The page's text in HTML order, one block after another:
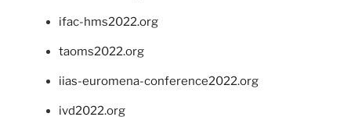
ifac-hms2022.org
taoms2022.org
iias-euromena-conference2022.org
ivd2022.org